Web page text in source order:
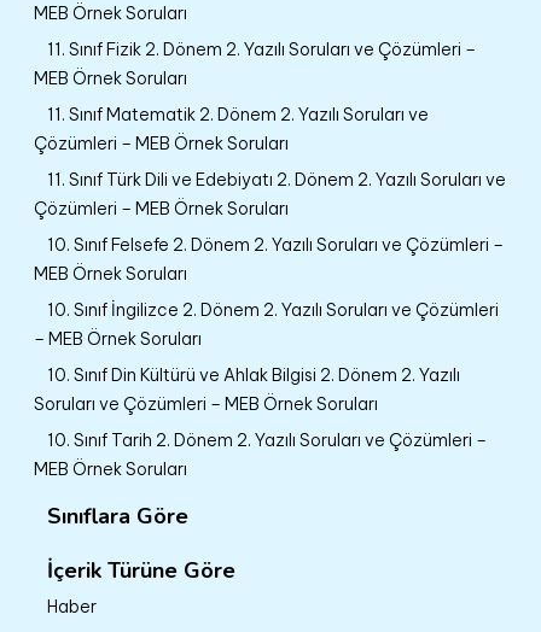
MEB Örnek Soruları
11. Sınıf Fizik 2. Dönem 2. Yazılı Soruları ve Çözümleri –
MEB Örnek Soruları
11. Sınıf Matematik 2. Dönem 2. Yazılı Soruları ve
Çözümleri – MEB Örnek Soruları
11. Sınıf Türk Dili ve Edebiyatı 2. Dönem 2. Yazılı Soruları ve
Çözümleri – MEB Örnek Soruları
10. Sınıf Felsefe 2. Dönem 2. Yazılı Soruları ve Çözümleri –
MEB Örnek Soruları
10. Sınıf İngilizce 2. Dönem 2. Yazılı Soruları ve Çözümleri
– MEB Örnek Soruları
10. Sınıf Din Kültürü ve Ahlak Bilgisi 2. Dönem 2. Yazılı
Soruları ve Çözümleri – MEB Örnek Soruları
10. Sınıf Tarih 2. Dönem 2. Yazılı Soruları ve Çözümleri –
MEB Örnek Soruları
Sınıflara Göre
İçerik Türüne Göre
Haber